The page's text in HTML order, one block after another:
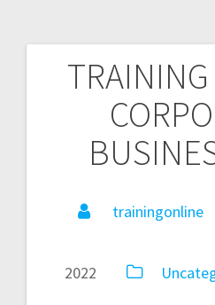
trainingonline
2022